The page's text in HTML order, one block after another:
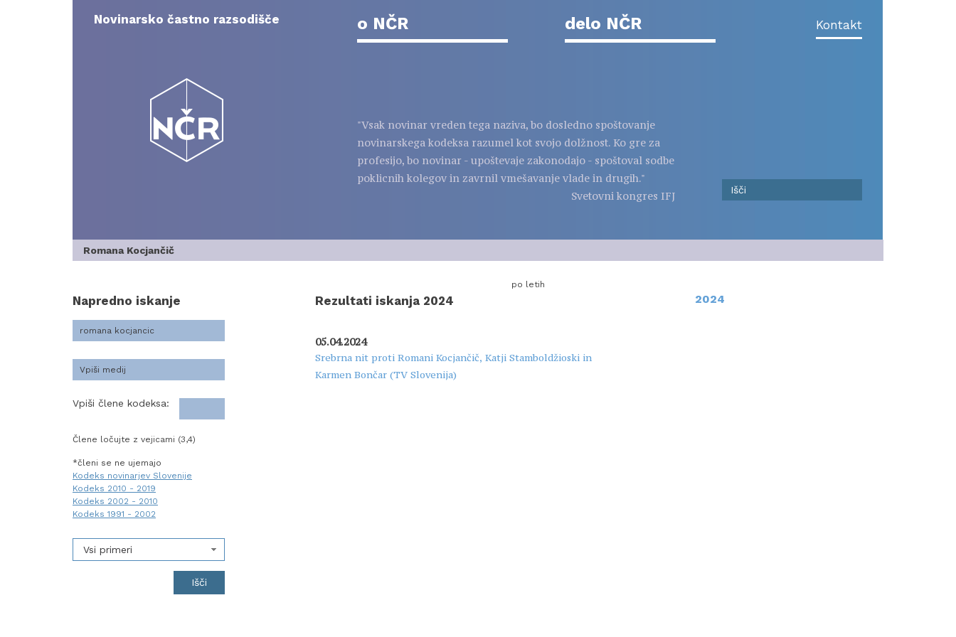
contentNovinarsko častno razsodišče o NČR delo NČR Kontakt
"Vsak novinar vreden tega naziva, bo dosledno spoštovanje
novinarskega kodeksa razumel kot svojo dolžnost. Ko gre za
profesijo, bo novinar - upoštevaje zakonodajo - spoštoval sodbe
poklicnih kolegov in zavrnil vmešavanje vlade in drugih."
Svetovni kongres IFJ
Romana Kocjančič
Napredno iskanje
Vpiši člene kodeksa:
Člene ločujte z vejicami (3,4)
*členi se ne ujemajo
Kodeks novinarjev Slovenije
Kodeks 2010 - 2019
Kodeks 2002 - 2010
Kodeks 1991 - 2002
Vsi primeri
Rezultati iskanja 2024
po letih
2024
05.04.2024
Srebrna nit proti Romani Kocjančič, Katji Stamboldžioski in
Karmen Bončar (TV Slovenija)